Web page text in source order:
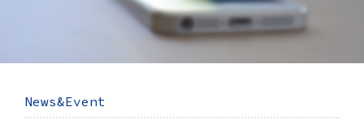
News&Event